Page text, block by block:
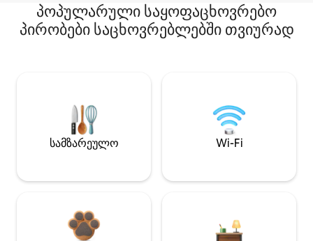
პოპულარული საყოფაცხოვრებო
პირობები საცხოვრებლებში თვიურად
სამზარეულო Wi-Fi